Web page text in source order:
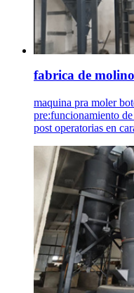
fabrica de
maquina pra moler
pre:funcionamiento
post operatorias en